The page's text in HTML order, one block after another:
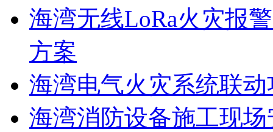
海湾无线LoRa火灾报
方案
海湾电气火灾系统联
海湾消防设备施工现